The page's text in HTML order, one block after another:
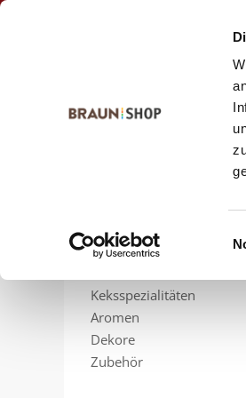
Zum
Zum
Startseite alle Produkte
Sahnestandmittel
Gelier- und Bindemittel
Keksspezialitäten
Aromen
Dekore
Zubehör